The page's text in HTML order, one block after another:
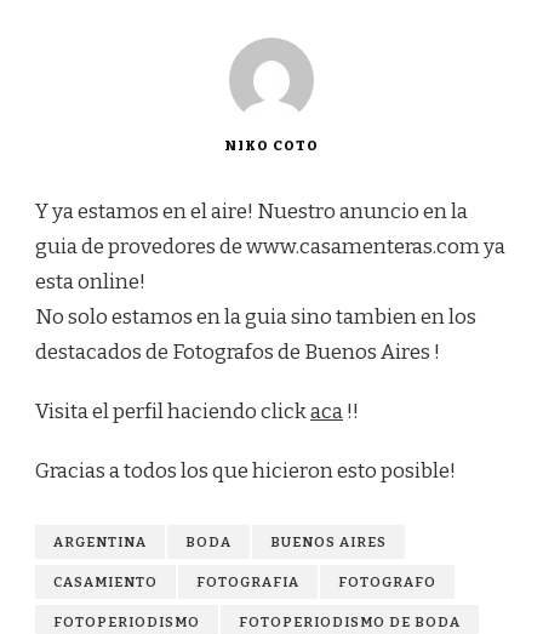
NIKO COTO
Y ya estamos en el aire! Nuestro anuncio en la
guia de provedores de www.casamenteras.com ya
esta online!
No solo estamos en la guia sino tambien en los
destacados de Fotografos de Buenos Aires !
Visita el perfil haciendo clickaca!!
Gracias a todos los que hicieron esto posible!
ARGENTINA BODA BUENOS AIRES
CASAMIENTO FOTOGRAFIA FOTOGRAFO
FOTOPERIODISMO FOTOPERIODISMO DE BODA